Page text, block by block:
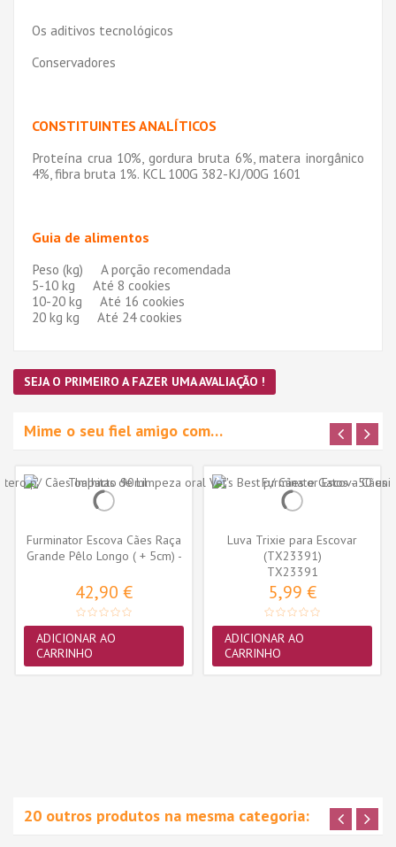
Os aditivos tecnológicos
Conservadores
CONSTITUINTES ANALÍTICOS
Proteína crua 10%, gordura bruta 6%, matera inorgânico
4%, fibra bruta 1%. KCL 100G 382-KJ/00G 1601
Guia de alimentos
Peso (kg) A porção recomendada
5-10 kg Até 8 cookies
10-20 kg Até 16 cookies
20 kg kg Até 24 cookies
SEJA O PRIMEIRO A FAZER UMA AVALIAÇÃO !
Mime o seu fiel amigo com…
Furminator Escova Cães Raça
Grande Pêlo Longo ( + 5cm) -
42,90 €
ADICIONAR AO
CARRINHO
Luva Trixie para Escovar
(TX23391)
TX23391
5,99 €
ADICIONAR AO
CARRINHO
20 outros produtos na mesma categoria: